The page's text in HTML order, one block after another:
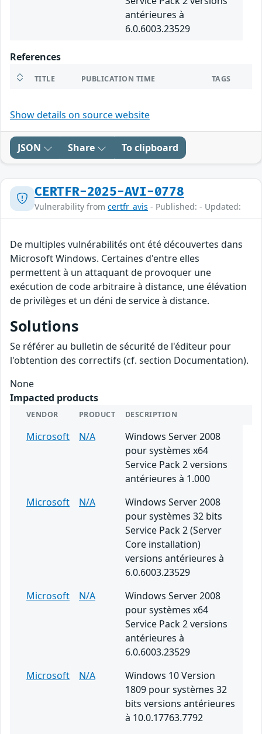
antérieures à
6.0.6003.23529
References
TITLE PUBLICATION TIME TAGS
Show details on source website
JSON Share To clipboard
CERTFR-2025-AVI-0778
Vulnerability from certfr_avis - Published: - Updated:
De multiples vulnérabilités ont été découvertes dans
Microsoft Windows. Certaines d'entre elles
permettent à un attaquant de provoquer une
exécution de code arbitraire à distance, une élévation
de privilèges et un déni de service à distance.
Solutions
Se référer au bulletin de sécurité de l'éditeur pour
l'obtention des correctifs (cf. section Documentation).
None
Impacted products
VENDOR PRODUCT DESCRIPTION
Microsoft N/A
Windows Server 2008
pour systèmes x64
Service Pack 2 versions
antérieures à 1.000
Microsoft
N/A
Windows Server 2008
pour systèmes 32 bits
Service Pack 2 (Server
Core installation)
versions antérieures à
6.0.6003.23529
Microsoft
N/A
Windows Server 2008
pour systèmes x64
Service Pack 2 versions
antérieures à
6.0.6003.23529
Microsoft
N/A
Windows 10 Version
1809 pour systèmes 32
bits versions antérieures
à 10.0.17763.7792